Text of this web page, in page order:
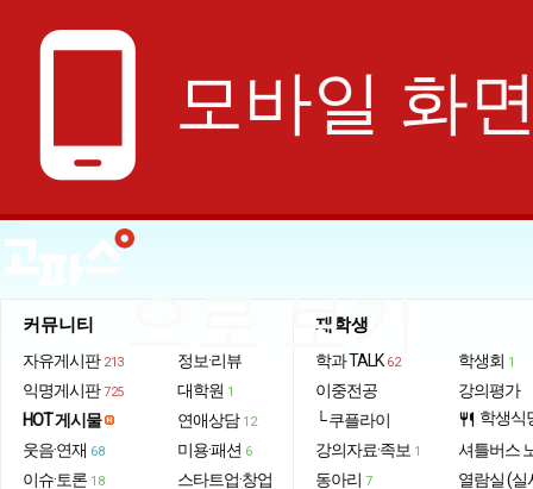
phone_android 모바일 화
으로 보기
커뮤니티
자유게시판 213
익명게시판 725
HOT 게시물
웃음·연재 68
이슈·토론 18
정보·리뷰
대학원 1
연애상담 12
미용·패션 6
스타트업·창업
재학생
학과 TALK 62
이중전공
└ 쿠플라이
강의자료·족보 1
동아리 7
학생회 1
강의평가
restaurant 학생식
셔틀버스
열람실 (실